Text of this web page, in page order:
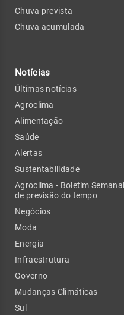
Chuva prevista
Chuva acumulada
Notícias
Últimas notícias
Agroclima
Alimentação
Saúde
Alertas
Sustentabilidade
Agroclima - Boletim Semanal
de previsão do tempo
Negócios
Moda
Energia
Infraestrutura
Governo
Mudanças Climáticas
Sul